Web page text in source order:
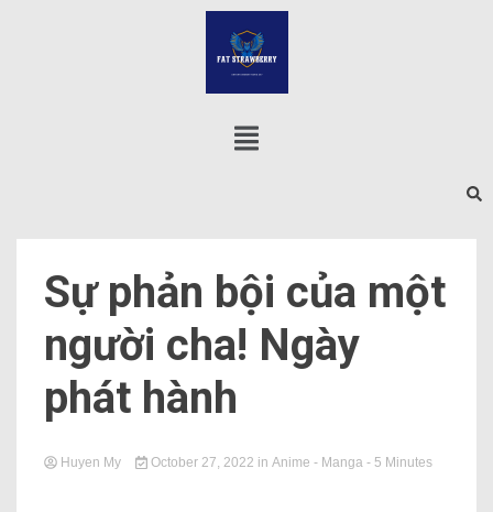
Sự phản bội của một
người cha! Ngày
phát hành
Huyen My October 27, 2022 in Anime - Manga - 5 Minutes